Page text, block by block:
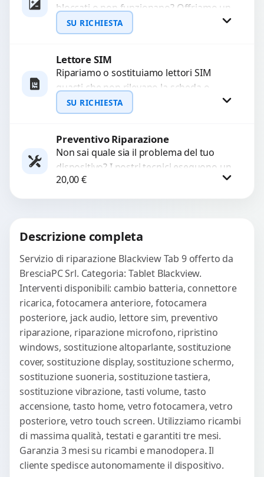
WhatsApp
bloccati o non funzionano? Offriamo un
servizio di riparazione o sostituzione
con ricambi...
SU RICHIESTA
Richiedi Preventivo
WhatsApp
Lettore SIM
Ripariamo o sostituiamo lettori SIM
guasti che non rilevano la scheda o
interrompono il segnale. Utilizziamo
ricambi testati e garantiti...
SU RICHIESTA
Richiedi Preventivo
WhatsApp
Preventivo Riparazione
Non sai quale sia il problema del tuo
dispositivo? I nostri tecnici eseguono un
check-up completo con strumenti
avanzati per...
20,00€
Descrizione completa
Servizio di riparazione Blackview Tab 9 offerto da
BresciaPC Srl. Categoria: Tablet Blackview.
Interventi disponibili: cambio batteria, connettore
ricarica, fotocamera anteriore, fotocamera
posteriore, jack audio, lettore sim, preventivo
riparazione, riparazione microfono, ripristino
windows, sostituzione altoparlante, sostituzione
cover, sostituzione display, sostituzione schermo,
sostituzione suoneria, sostituzione tastiera,
sostituzione vibrazione, tasti volume, tasto
accensione, tasto home, vetro fotocamera, vetro
posteriore, vetro touch screen. Utilizziamo ricambi
di massima qualità, testati e garantiti tre mesi.
Garanzia 3 mesi su ricambi e manodopera. Il
cliente spedisce autonomamente il dispositivo.